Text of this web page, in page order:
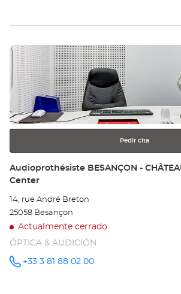
Pulse
ENTER
para
obtener
más
información
Pedir cita
Tienda:
Audioprothésiste BESANÇON -
Center
14, rue André Breton
25058 Besançon
Actualmente cerrado
ÓPTICA & AUDICIÓN
número
+33 3 81 88 02 00